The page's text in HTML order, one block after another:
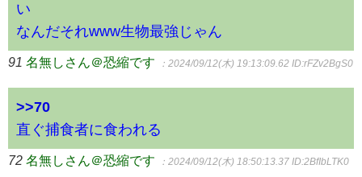
い
なんだそれwww生物最強じゃん
91 名無しさん＠恐縮です ：2024/09/12(木) 19:13:09.62 ID:rFZv2BgS0
>>70
直ぐ捕食者に食われる
72 名無しさん＠恐縮です ：2024/09/12(木) 18:50:13.37 ID:2BfIbLTK0